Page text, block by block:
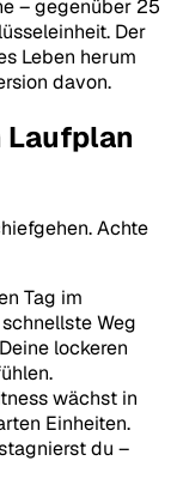
– gegenüber 25
Der
Leben herum
davon.
Laufplan
Achte
Tag im
Weg
lockeren
wächst in
Einheiten.
du –